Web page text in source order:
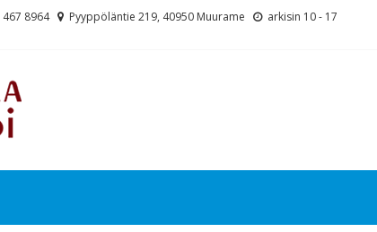
467 8964 Pyyppöläntie 219, 40950 Muurame arkisin 10 - 17